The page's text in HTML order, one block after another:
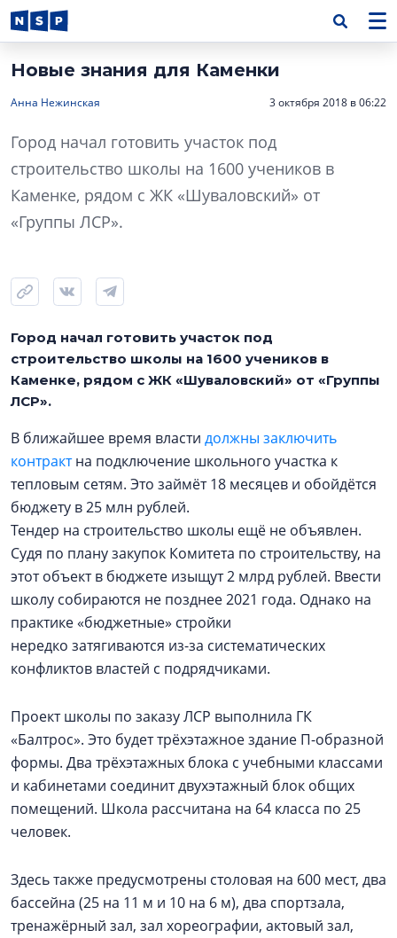
Новые знания для Каменки
Анна Нежинская 3 октября 2018 в 06:22
Город начал готовить участок под
строительство школы на 1600 учеников в
Каменке, рядом с ЖК «Шуваловский» от
«Группы ЛСР».
Город начал готовить участок под
строительство школы на 1600 учеников в
Каменке, рядом с ЖК «Шуваловский» от «Группы
ЛСР».
В ближайшее время власти должны заключить
контрактна подключение школьного участка к
тепловым сетям. Это займёт 18 месяцев и обойдётся
бюджету в 25 млн рублей.
Тендер на строительство школы ещё не объявлен.
Судя по плану закупок Комитета по строительству, на
этот объект в бюджете изыщут 2 млрд рублей. Ввести
школу собираются не позднее 2021 года. Однако на
практике «бюджетные» стройки
нередко затягиваются из-за систематических
конфликтов властей с подрядчиками.
Проект школы по заказу ЛСР выполнила ГК
«Балтрос». Это будет трёхэтажное здание П-образной
формы. Два трёхэтажных блока с учебными классами
и кабинетами соединит двухэтажный блок общих
помещений. Школа рассчитана на 64 класса по 25
человек.
Здесь также предусмотрены столовая на 600 мест, два
бассейна (25 на 11 м и 10 на 6 м), два спортзала,
тренажёрный зал, зал хореографии, актовый зал,